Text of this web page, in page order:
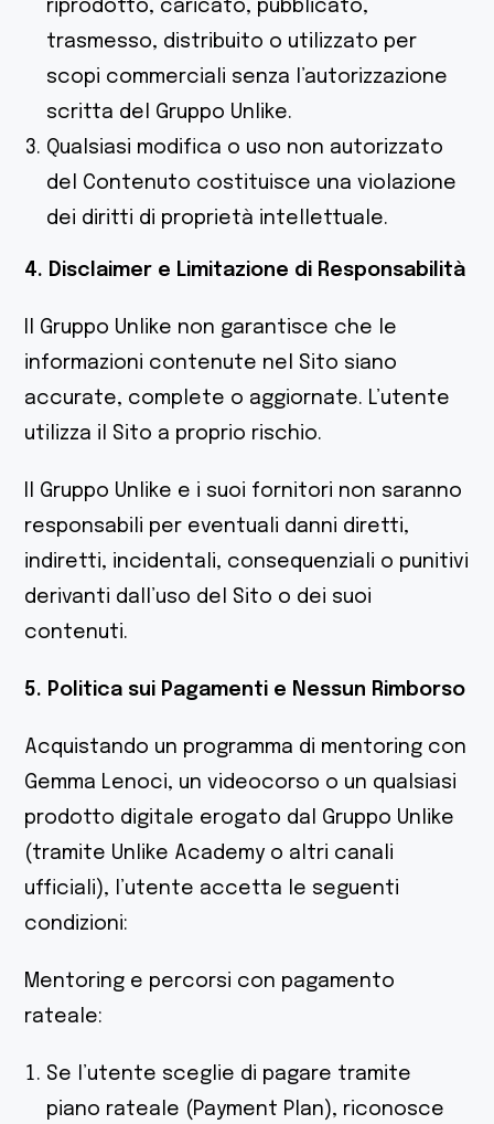
riprodotto, caricato, pubblicato,
trasmesso, distribuito o utilizzato per
scopi commerciali senza l’autorizzazione
scritta del Gruppo Unlike.
Qualsiasi modifica o uso non autorizzato
del Contenuto costituisce una violazione
dei diritti di proprietà intellettuale.
4. Disclaimer e Limitazione di Responsabilità
Il Gruppo Unlike non garantisce che le
informazioni contenute nel Sito siano
accurate, complete o aggiornate. L’utente
utilizza il Sito a proprio rischio.
Il Gruppo Unlike e i suoi fornitori non saranno
responsabili per eventuali danni diretti,
indiretti, incidentali, consequenziali o punitivi
derivanti dall’uso del Sito o dei suoi
contenuti.
5. Politica sui Pagamenti e Nessun Rimborso
Acquistando un programma di mentoring con
Gemma Lenoci, un videocorso o un qualsiasi
prodotto digitale erogato dal Gruppo Unlike
(tramite Unlike Academy o altri canali
ufficiali), l’utente accetta le seguenti
condizioni:
Mentoring e percorsi con pagamento
rateale:
Se l’utente sceglie di pagare tramite
piano rateale (Payment Plan), riconosce